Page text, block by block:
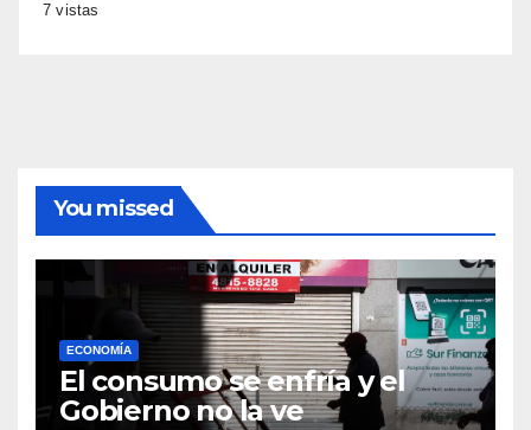
7 vistas
You missed
ECONOMÍA
El consumo se enfría y el
Gobierno no la ve